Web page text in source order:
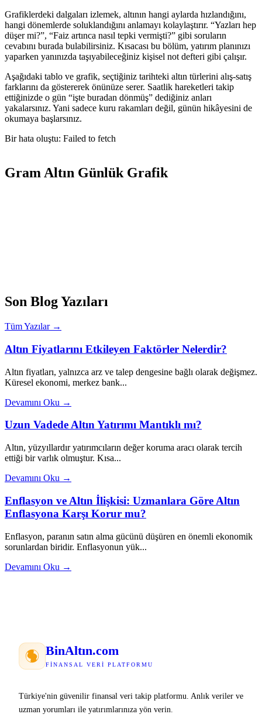
Grafiklerdeki dalgaları izlemek, altının hangi aylarda hızlandığını,
hangi dönemlerde soluklandığını anlamayı kolaylaştırır. “Yazları hep
düşer mi?”, “Faiz artınca nasıl tepki vermişti?” gibi soruların
cevabını burada bulabilirsiniz. Kısacası bu bölüm, yatırım planınızı
yaparken yanınızda taşıyabileceğiniz kişisel not defteri gibi çalışır.
Aşağıdaki tablo ve grafik, seçtiğiniz tarihteki altın türlerini alış-satış
farklarını da göstererek önünüze serer. Saatlik hareketleri takip
ettiğinizde o gün “işte buradan dönmüş” dediğiniz anları
yakalarsınız. Yani sadece kuru rakamları değil, günün hikâyesini de
okumaya başlarsınız.
Bir hata oluştu: Failed to fetch
Gram Altın Günlük Grafik
Son Blog Yazıları
Tüm Yazılar →
Altın Fiyatlarını Etkileyen Faktörler Nelerdir?
Altın fiyatları, yalnızca arz ve talep dengesine bağlı olarak değişmez.
Küresel ekonomi, merkez bank...
Devamını Oku →
Uzun Vadede Altın Yatırımı Mantıklı mı?
Altın, yüzyıllardır yatırımcıların değer koruma aracı olarak tercih
ettiği bir varlık olmuştur. Kısa...
Devamını Oku →
Enflasyon ve Altın İlişkisi: Uzmanlara Göre Altın
Enflasyona Karşı Korur mu?
Enflasyon, paranın satın alma gücünü düşüren en önemli ekonomik
sorunlardan biridir. Enflasyonun yük...
Devamını Oku →
BinAltın.com
FINANSAL VERI PLATFORMU
Türkiye'nin güvenilir finansal veri takip platformu. Anlık veriler ve
uzman yorumları ile yatırımlarınıza yön verin.